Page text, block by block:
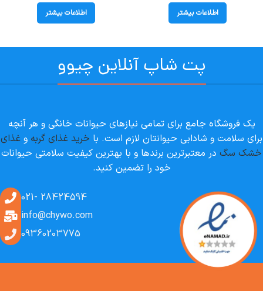
اطلاعات بیشتر اطلاعات بیشتر
پت شاپ آنلاین چیوو
یک فروشگاه جامع برای تمامی نیازهای حیوانات خانگی و هر آنچه
برای سلامت و شادابی حیوانتان لازم است. با خرید غذای گربه و غذای
خشک سگ در معتبرترین برندها و با بهترین کیفیت سلامتی حیوانات
خود را تضمین کنید.
28424594 -021
info@chywo.com
09360203775